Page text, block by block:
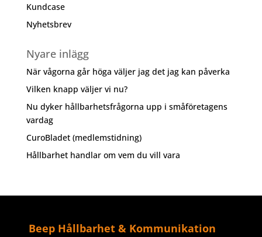
Kundcase
Nyhetsbrev
Nyare inlägg
När vågorna går höga väljer jag det jag kan påverka
Vilken knapp väljer vi nu?
Nu dyker hållbarhetsfrågorna upp i småföretagens
vardag
CuroBladet (medlemstidning)
Hållbarhet handlar om vem du vill vara
Beep Hållbarhet & Kommunikation